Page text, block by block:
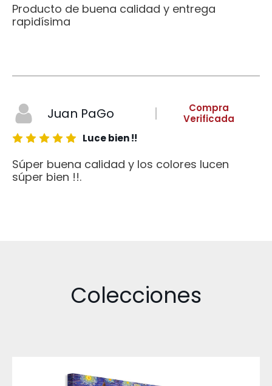
Producto de buena calidad y entrega
rapidísima
Juan PaGo
Compra
Verificada
Luce bien !!
Súper buena calidad y los colores lucen
súper bien !!.
Colecciones